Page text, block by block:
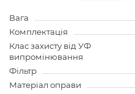
Вага
Комплектація
Клас захисту від УФ
випромінювання
Фільтр
Матеріал оправи